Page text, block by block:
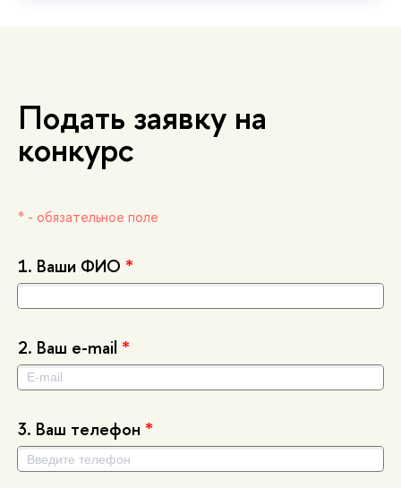
Подать заявку на
конкурс
* - обязательное поле
1. аши ФИО *
2. аш e-mail *
3. аш телефон *